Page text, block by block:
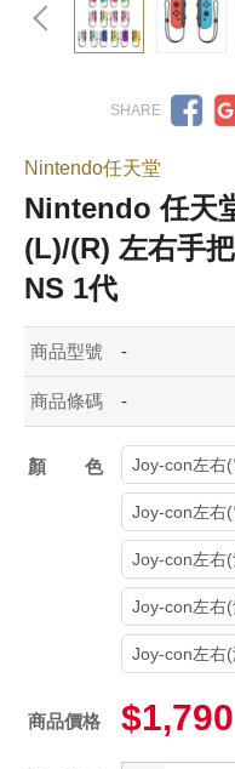
Nintendo任天堂
Nintendo 任天
(L)/(R) 左右手
NS 1代
商品型號 -
商品條碼 -
顏色Joy-con左右
Joy-con左右
Joy-con左右
Joy-con左右
Joy-con左右
商品價格 $1,790